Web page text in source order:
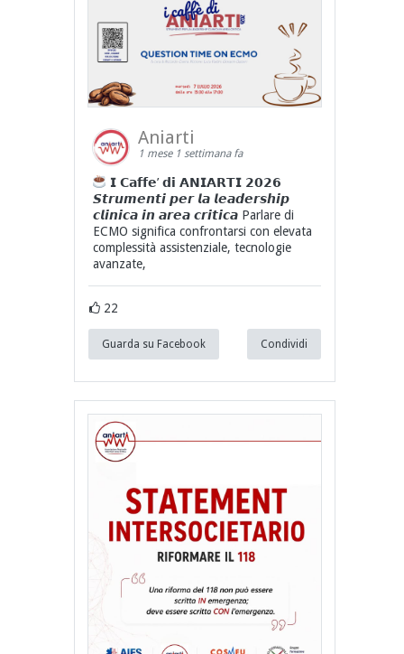
Aniarti
1 mese 1 settimana fa
𝗜 𝗖𝗮𝗳𝗳𝗲’ 𝗱𝗶 𝗔𝗡𝗜𝗔𝗥𝗧𝗜 𝟮𝟬𝟮𝟲
𝙎𝙩𝙧𝙪𝙢𝙚𝙣𝙩𝙞 𝙥𝙚𝙧 𝙡𝙖 𝙡𝙚𝙖𝙙𝙚𝙧𝙨𝙝𝙞𝙥
𝙘𝙡𝙞𝙣𝙞𝙘𝙖 𝙞𝙣 𝙖𝙧𝙚𝙖 𝙘𝙧𝙞𝙩𝙞𝙘𝙖 Parlare di
ECMO significa confrontarsi con elevata
complessità assistenziale, tecnologie
avanzate,
22
Guarda su Facebook Condividi